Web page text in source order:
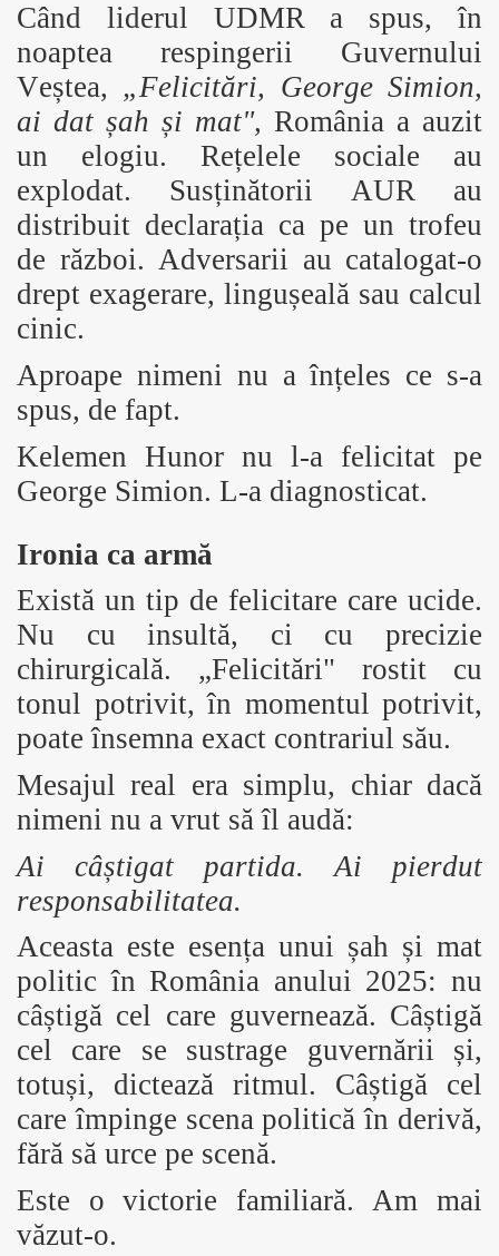
Când liderul UDMR a spus, în
noaptea respingerii Guvernului
Veștea, „Felicitări, George Simion,
ai dat șah și mat", România a auzit
un elogiu. Rețelele sociale au
explodat. Susținătorii AUR au
distribuit declarația ca pe un trofeu
de război. Adversarii au catalogat-o
drept exagerare, lingușeală sau calcul
cinic.
Aproape nimeni nu a înțeles ce s-a
spus, de fapt.
Kelemen Hunor nu l-a felicitat pe
George Simion. L-a diagnosticat.
Ironia ca armă
Există un tip de felicitare care ucide.
Nu cu insultă, ci cu precizie
chirurgicală. „Felicitări" rostit cu
tonul potrivit, în momentul potrivit,
poate însemna exact contrariul său.
Mesajul real era simplu, chiar dacă
nimeni nu a vrut să îl audă:
Ai câștigat partida. Ai pierdut
responsabilitatea.
Aceasta este esența unui șah și mat
politic în România anului 2025: nu
câștigă cel care guvernează. Câștigă
cel care se sustrage guvernării și,
totuși, dictează ritmul. Câștigă cel
care împinge scena politică în derivă,
fără să urce pe scenă.
Este o victorie familiară. Am mai
văzut-o.